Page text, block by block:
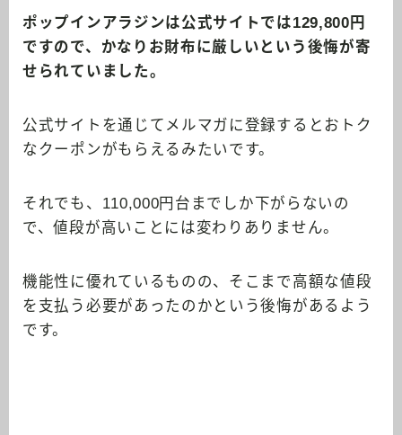
ポップインアラジンは公式サイトでは129,800円
ですので、かなりお財布に厳しいという後悔が寄
せられていました。
公式サイトを通じてメルマガに登録するとおトク
なクーポンがもらえるみたいです。
それでも、110,000円台までしか下がらないの
で、値段が高いことには変わりありません。
機能性に優れているものの、そこまで高額な値段
を支払う必要があったのかという後悔があるよう
です。